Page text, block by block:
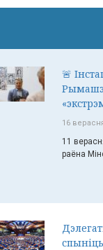
🚨
16
11
раёна